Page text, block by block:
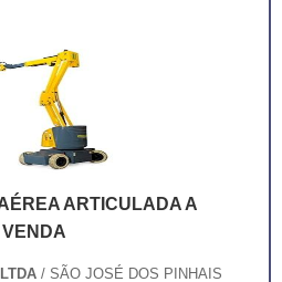
ARTICULADA A
VENDA
/ SÃO JOSÉ DOS PINHAIS